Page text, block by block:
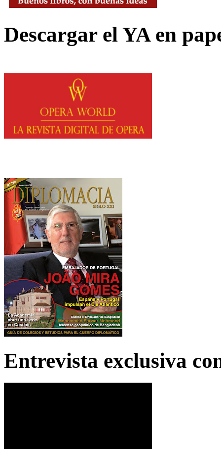
Descargar el YA en
Entrevista exclusiva